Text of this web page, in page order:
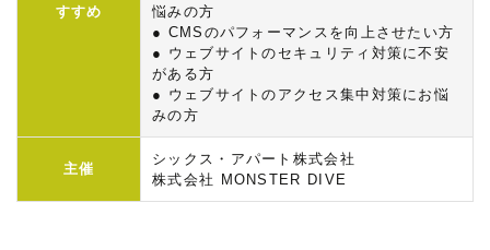
すすめ
悩みの方
● CMSのパフォーマンスを向上させたい方
● ウェブサイトのセキュリティ対策に不安
がある方
● ウェブサイトのアクセス集中対策にお悩
みの方
主催
シックス・アパート株式会社
株式会社 MONSTER DIVE